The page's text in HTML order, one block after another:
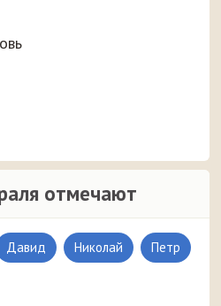
отмечают
Давид Николай Петр